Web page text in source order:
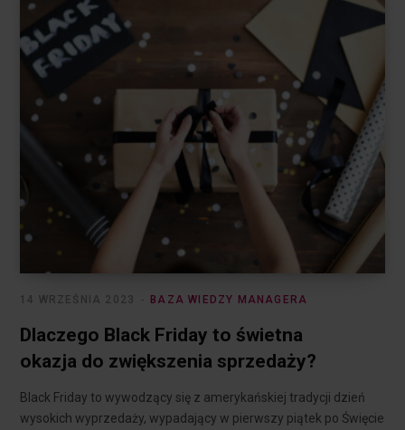
BAZA WIEDZY MANAGERA
14 WRZEŚNIA 2023
Dlaczego Black Friday to świetna
okazja do zwiększenia sprzedaży?
Black Friday to wywodzący się z amerykańskiej tradycji dzień
wysokich wyprzedaży, wypadający w pierwszy piątek po Święcie